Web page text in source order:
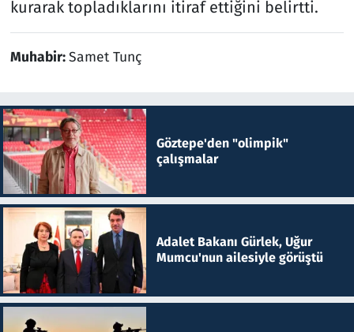
kurarak topladıklarını itiraf ettiğini belirtti.
Muhabir:Samet Tunç
Göztepe'den "olimpik"
çalışmalar
Adalet Bakanı Gürlek, Uğur
Mumcu'nun ailesiyle görüştü